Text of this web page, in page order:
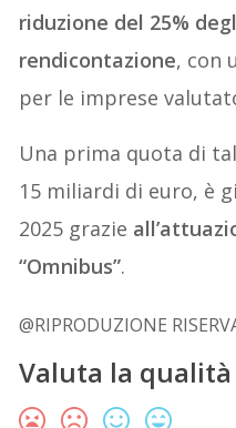
riduzione del 25%
rendicontazione, con
per le imprese
Una prima quota di
15 miliardi di euro, è
2025 grazie
“Omnibus”.
@RIPRODUZIONE
Valuta la